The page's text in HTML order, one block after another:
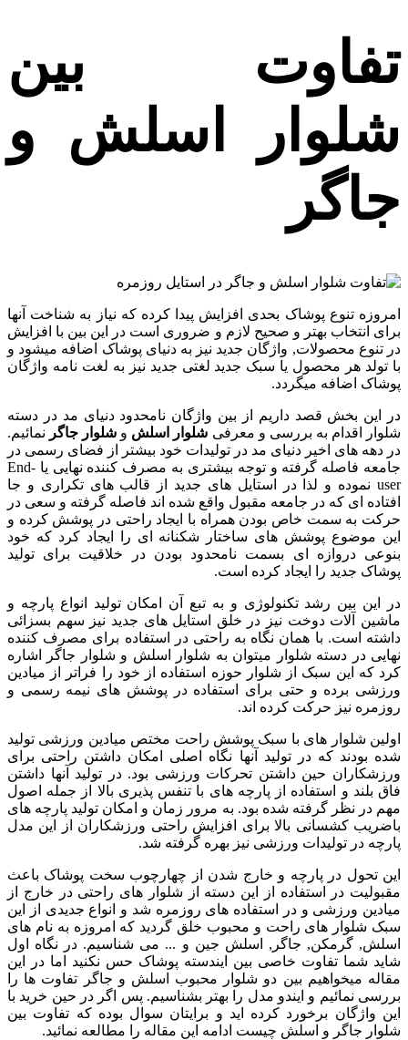
تفاوت بین
شلوار اسلش و
جاگر
امروزه تنوع پوشاک بحدی افزایش پیدا کرده که نیاز به شناخت آنها
برای انتخاب بهتر و صحیح لازم و ضروری است در این بین با افزایش
در تنوع محصولات, واژگان جدید نیز به دنیای پوشاک اضافه میشود و
با تولد هر محصول یا سبک جدید لغتی جدید نیز به لغت نامه واژگان
پوشاک اضافه میگردد.
در این بخش قصد داریم از بین واژگان نامحدود دنیای مد در دسته
شلوار اقدام به بررسی و معرفی شلوار اسلش و شلوار جاگر نمائیم.
در دهه های اخیر دنیای مد در تولیدات خود بیشتر از فضای رسمی در
جامعه فاصله گرفته و توجه بیشتری به مصرف کننده نهایی یا End-
user نموده و لذا در استایل های جدید از قالب های تکراری و جا
افتاده ای که در جامعه مقبول واقع شده اند فاصله گرفته و سعی در
حرکت به سمت خاص بودن همراه با ایجاد راحتی در پوشش کرده و
این موضوع پوشش های ساختار شکنانه ای را ایجاد کرد که خود
بنوعی دروازه ای بسمت نامحدود بودن در خلاقیت برای تولید
پوشاک جدید را ایجاد کرده است.
در این بین رشد تکنولوژی و به تبع آن امکان تولید انواع پارچه و
ماشین آلات دوخت نیز در خلق استایل های جدید نیز سهم بسزائی
داشته است. با همان نگاه به راحتی در استفاده برای مصرف کننده
نهایی در دسته شلوار میتوان به شلوار اسلش و شلوار جاگر اشاره
کرد که این سبک از شلوار حوزه استفاده از خود را فراتر از میادین
ورزشی برده و حتی برای استفاده در پوشش های نیمه رسمی و
روزمره نیز حرکت کرده اند.
اولین شلوار های با سبک پوشش راحت مختص میادین ورزشی تولید
شده بودند که در تولید آنها نگاه اصلی امکان داشتن راحتی برای
ورزشکاران حین داشتن تحرکات ورزشی بود. در تولید آنها داشتن
فاق بلند و استفاده از پارچه های با تنفس پذیری بالا از جمله اصول
مهم در نظر گرفته شده بود. به مرور زمان و امکان تولید پارچه های
باضریب کشسانی بالا برای افزایش راحتی ورزشکاران از این مدل
پارچه در تولیدات ورزشی نیز بهره گرفته شد.
این تحول در پارچه و خارج شدن از چهارچوب سخت پوشاک باعث
مقبولیت در استفاده از این دسته از شلوار های راحتی در خارج از
میادین ورزشی و در استفاده های روزمره شد و انواع جدیدی از این
سبک شلوار های راحت و محبوب خلق گردید که امروزه به نام های
اسلش, گرمکن, جاگر, اسلش جین و ... می شناسیم. در نگاه اول
شاید شما تفاوت خاصی بین ایندسته پوشاک حس نکنید اما در این
مقاله میخواهیم بین دو شلوار محبوب اسلش و جاگر تفاوت ها را
بررسی نمائیم و ایندو مدل را بهتر بشناسیم. پس اگر در حین خرید با
این واژگان برخورد کرده اید و برایتان سوال بوده که تفاوت بین
شلوار جاگر و اسلش چیست ادامه این مقاله را مطالعه نمائید.